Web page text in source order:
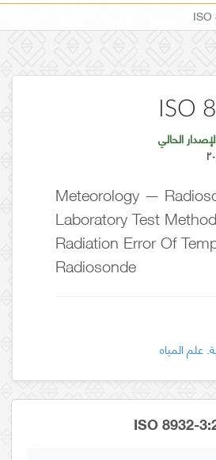
ISO
الحالي
Meteorology —
Laboratory Test
Radiation Error Of
Radiosonde
علم المياه